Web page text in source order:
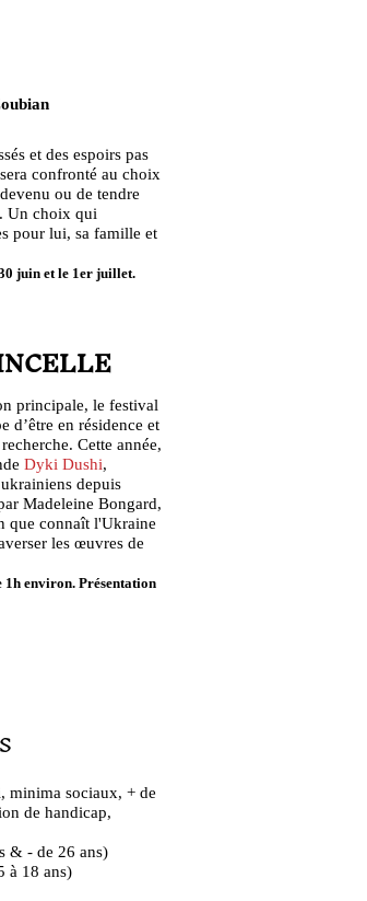
et des espoirs pas
confronté au choix
ou de tendre
Un choix qui
pour lui, sa famille et
juin et le 1er juillet.
principale, le festival
d’être en résidence et
Cette année,
Dyki Dushi,
depuis
Madeleine Bongard,
que connaît l'Ukraine
les œuvres de
1h environ. Présentation
minima sociaux, + de
de handicap,
& - de 26 ans)
à 18 ans)